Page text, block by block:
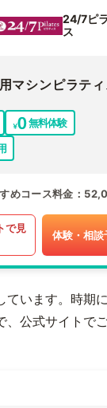
24/7ピ
ス
マシンピラティ
無料体験
めコース料金
で見
体験・相談
います。時期
公式サイトで